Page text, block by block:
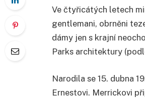
Ve čtyřicátých letech
gentlemani, obrněni
dámy jen s krajní
Parks architektury
Narodila se 15. dubna
Ernestovi. Merrickovi